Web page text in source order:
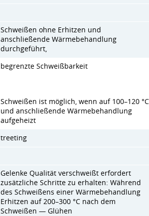
Schweißen ohne Erhitzen und
anschließende Wärmebehandlung
durchgeführt,
begrenzte Schweißbarkeit
Schweißen ist möglich, wenn auf 100–120 °C
und anschließende Wärmebehandlung
aufgeheizt
treeting
Gelenke Qualität verschweißt erfordert
zusätzliche Schritte zu erhalten: Während
des Schweißens einer Wärmebehandlung
Erhitzen auf 200–300 °C nach dem
Schweißen — Glühen